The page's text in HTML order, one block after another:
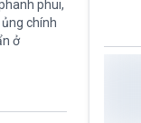
phui,
chính
ở